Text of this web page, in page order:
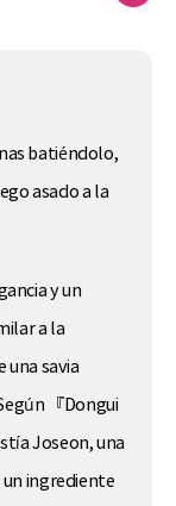
batiéndolo,
asado a la
y un
a la
una savia
『Dongui
Joseon, una
un ingrediente